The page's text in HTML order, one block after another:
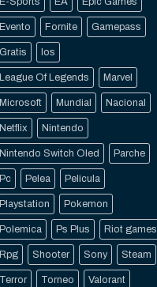
Evento Fornite Gamepass
Gratis Ios
League Of Legends Marvel
Microsoft Mundial Nacional
Netflix Nintendo
Nintendo Switch Oled Parche
Pc Pelea Pelicula
Playstation Pokemon
Polemica Ps Plus Riot games
Rpg Shooter Sony Steam
Terror Torneo Valorant